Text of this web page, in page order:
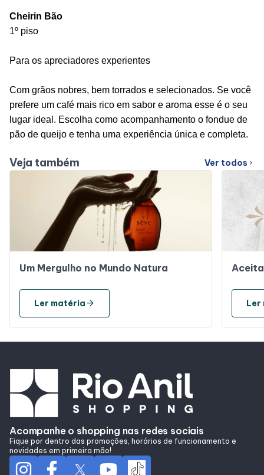
Cheirin Bão
1º piso
Para os apreciadores experientes
Com grãos nobres, bem torrados e selecionados. Se você
prefere um café mais rico em sabor e aroma esse é o seu
lugar ideal. Escolha como acompanhamento o fondue de
pão de queijo e tenha uma experiência única e completa.
Veja também Ver todos chevron_right
Um Mergulho no Mundo Natura
Ler matéria arrow_forward Ler
Acompanhe o shopping nas redes sociais
Fique por dentro das promoções, horários de funcionamento e
novidades em primeira mão!